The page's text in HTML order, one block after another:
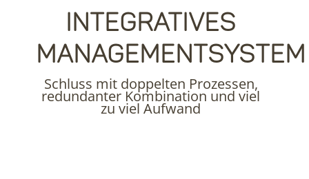
Integratives
managementsystem
Schluss mit doppelten Prozessen,
redundanter Kombination und viel
zu viel Aufwand